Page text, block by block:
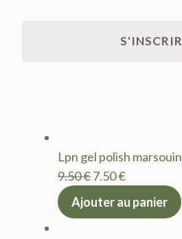
Lpn gel polish marsouin
9.50€Le
prix
7.50€Le
actuel
Ajouter au panier